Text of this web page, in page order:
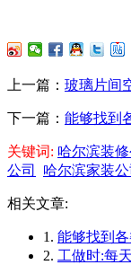
上一篇： 玻璃片间
下一篇： 能够找到
关键词: 哈尔滨装
公司
哈尔滨家装公
相关文章:
1. 能够找到
2. 工做时:每